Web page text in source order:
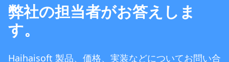
弊社の担当者がお答えしま
す。
Haihaisoft 製品、価格、実装などについてお問い合